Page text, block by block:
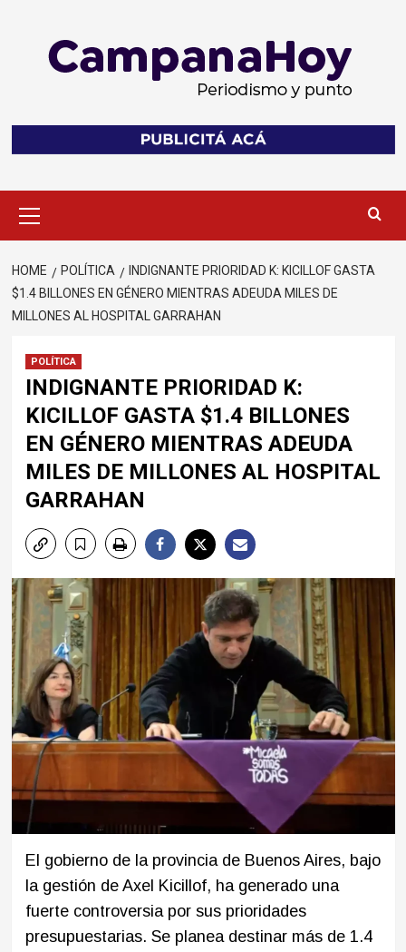
Menu
HOME POLÍTICA
INDIGNANTE PRIORIDAD K: KICILLOF GASTA
$1.4 BILLONES EN GÉNERO MIENTRAS ADEUDA MILES DE
MILLONES AL HOSPITAL GARRAHAN
POLÍTICA
INDIGNANTE PRIORIDAD K:
KICILLOF GASTA $1.4 BILLONES
EN GÉNERO MIENTRAS ADEUDA
MILES DE MILLONES AL HOSPITAL
GARRAHAN
El gobierno de la provincia de Buenos Aires, bajo
la gestión de Axel Kicillof, ha generado una
fuerte controversia por sus prioridades
presupuestarias. Se planea destinar más de 1.4